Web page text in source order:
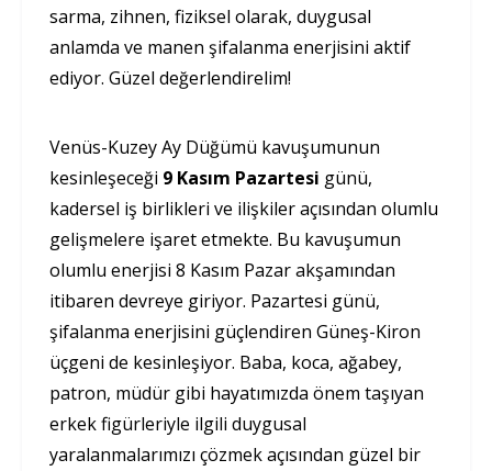
sarma, zihnen, fiziksel olarak, duygusal
anlamda ve manen şifalanma enerjisini aktif
ediyor. Güzel değerlendirelim!
Venüs-Kuzey Ay Düğümü kavuşumunun
kesinleşeceği 9 Kasım Pazartesi günü,
kadersel iş birlikleri ve ilişkiler açısından olumlu
gelişmelere işaret etmekte. Bu kavuşumun
olumlu enerjisi 8 Kasım Pazar akşamından
itibaren devreye giriyor. Pazartesi günü,
şifalanma enerjisini güçlendiren Güneş-Kiron
üçgeni de kesinleşiyor. Baba, koca, ağabey,
patron, müdür gibi hayatımızda önem taşıyan
erkek figürleriyle ilgili duygusal
yaralanmalarımızı çözmek açısından güzel bir